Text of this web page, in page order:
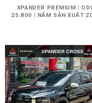
XPANDER PREMIUM |
25.800 | NĂM SẢN XUẤT